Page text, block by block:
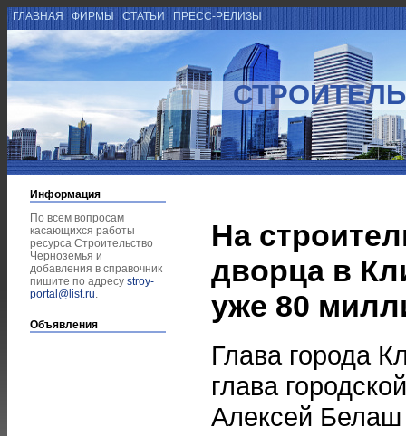
ГЛАВНАЯ ФИРМЫ СТАТЬИ ПРЕСС-РЕЛИЗЫ
Информация
По всем вопросам
касающихся работы
ресурса Строительство
Черноземья и
добавления в справочник
пишите по адресу stroy-
portal@list.ru.
Объявления
На
дворца в
уже 80
Глава города
глава
Алексей Белаш